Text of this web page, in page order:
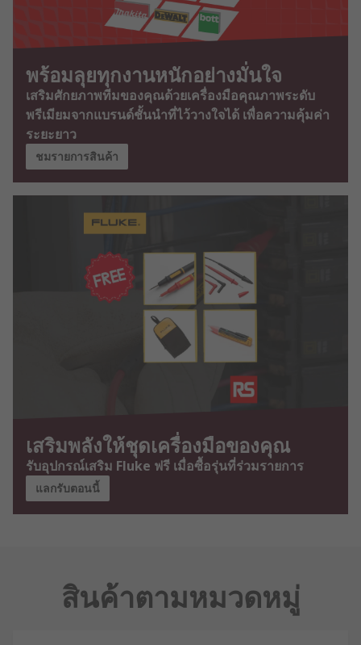
พร้อมลุยทุกงานหนักอย่างมั่นใจ
เสริมศักยภาพทีมของคุณด้วยเครื่องมือคุณภาพระดับ
พรีเมียมจากแบรนด์ชั้นนำที่ไว้วางใจได้ เพื่อความคุ้มค่า
ระยะยาว
ชมรายการสินค้า
เสริมพลังให้ชุดเครื่องมือของคุณ
รับอุปกรณ์เสริม Fluke ฟรี เมื่อซื้อรุ่นที่ร่วมรายการ
แลกรับตอนนี้
สินค้าตามหมวดหมู่